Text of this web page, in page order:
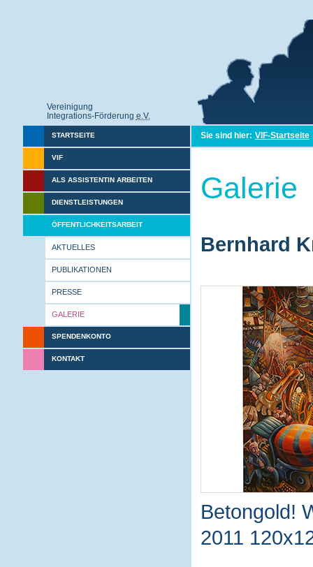
Vereinigung
Integrations-Förderung e.V.
STARTSEITE
VIF
ALS ASSISTENTIN ARBEITEN
DIENSTLEISTUNGEN
ÖFFENTLICHKEITSARBEIT
AKTUELLES
PUBLIKATIONEN
PRESSE
GALERIE
SPENDENKONTO
KONTAKT
Sie sind hier: VIF-Startseite
Galerie
Bernhard
Betongold!
2011